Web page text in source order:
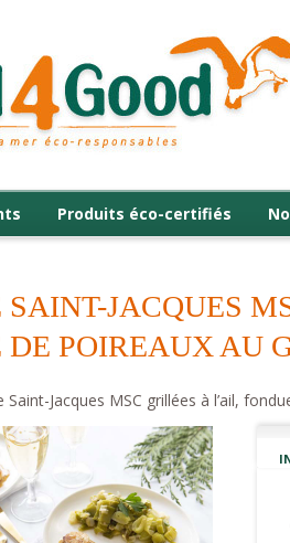
Produits éco-certifiés
JACQUES
DE POIREAUX AU
Saint-Jacques MSC grillées à l’ail,